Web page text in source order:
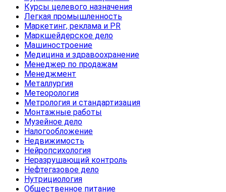
Курсы целевого назначения
Легкая промышленность
Маркетинг, реклама и PR
Маркшейдерское дело
Машиностроение
Медицина и здравоохранение
Менеджер по продажам
Менеджмент
Металлургия
Метеорология
Метрология и стандартизация
Монтажные работы
Музейное дело
Налогообложение
Недвижимость
Нейропсихология
Неразрушающий контроль
Нефтегазовое дело
Нутрициология
Общественное питание